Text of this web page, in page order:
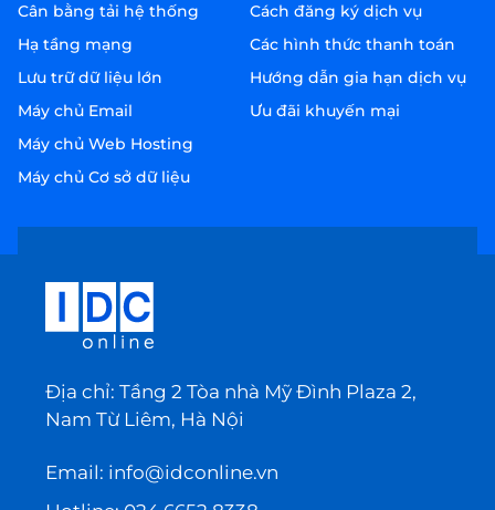
Cân bằng tải hệ thống
Hạ tầng mạng
Lưu trữ dữ liệu lớn
Máy chủ Email
Máy chủ Web Hosting
Máy chủ Cơ sở dữ liệu
Cách đăng ký dịch vụ
Các hình thức thanh toán
Hướng dẫn gia hạn dịch vụ
Ưu đãi khuyến mại
Địa chỉ: Tầng 2 Tòa nhà Mỹ Đình Plaza 2,
Nam Từ Liêm, Hà Nội
Email: info@idconline.vn